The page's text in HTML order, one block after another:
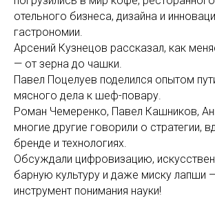
отельного бизнеса, дизайна и
гастрономии.
Арсений Кузнецов рассказал, как
— от зерна до чашки.
Павел Поцелуев поделился опытом
мясного дела к шеф-повару.
Роман Чемеренко, Павел Кашников,
многие другие говорили о стратегии,
бренде и технологиях.
Обсуждали цифровизацию,
барную культуру и даже миску лапши
инструмент понимания науки!